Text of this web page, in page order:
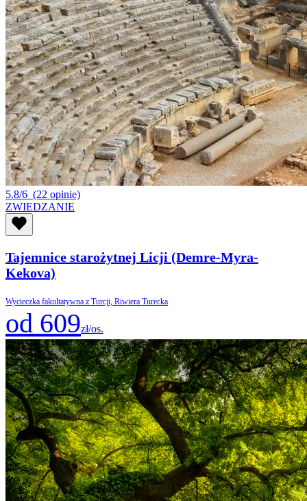
5.8/6 (22 opinie)
ZWIEDZANIE
Tajemnice starożytnej Licji (Demre-Myra-
Kekova)
Wycieczka fakultatywna z Turcji, Riwiera Turecka
od 609zł/os.